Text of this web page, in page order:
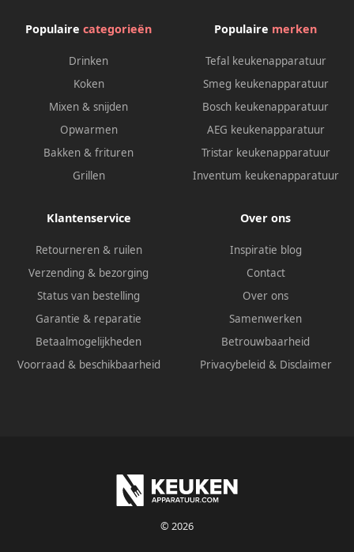
Populaire categorieën
Drinken
Koken
Mixen & snijden
Opwarmen
Bakken & frituren
Grillen
Populaire merken
Tefal keukenapparatuur
Smeg keukenapparatuur
Bosch keukenapparatuur
AEG keukenapparatuur
Tristar keukenapparatuur
Inventum keukenapparatuur
Klantenservice
Retourneren & ruilen
Verzending & bezorging
Status van bestelling
Garantie & reparatie
Betaalmogelijkheden
Voorraad & beschikbaarheid
Over ons
Inspiratie blog
Contact
Over ons
Samenwerken
Betrouwbaarheid
Privacybeleid & Disclaimer
© 2026